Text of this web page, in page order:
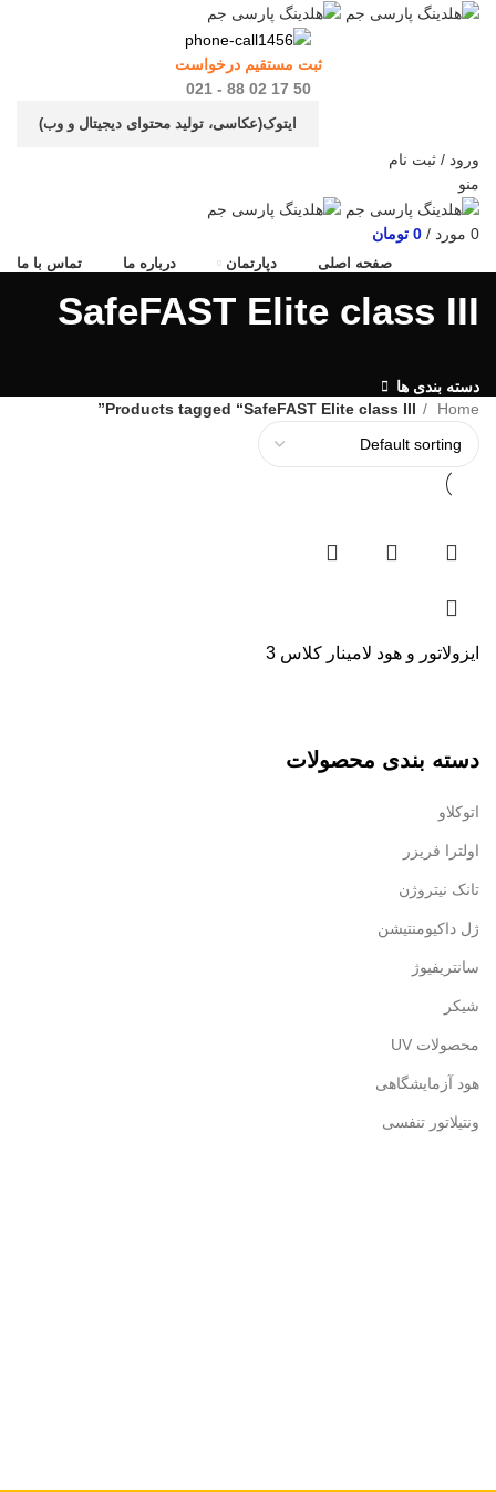
ثبت مستقیم درخواست
50 17 02 88 - 021
ایتوک(عکاسی، تولید محتوای دیجیتال و وب)
ورود / ثبت نام
منو
0 مورد /
0 تومان
صفحه اصلی دپارتمان درباره ما تماس با ما
SafeFAST Elite class III
دسته بندی ها
دسته بندی محصولات
اتوکلاو
اولترا فریزر
تانک نیتروژن
ژل داکیومنتیشن
سانتریفیوژ
شیکر
محصولات UV
هود آزمایشگاهی
ونتیلاتور تنفسی
Home
Products tagged “SafeFAST Elite class III”
ایزولاتور و هود لامینار کلاس 3